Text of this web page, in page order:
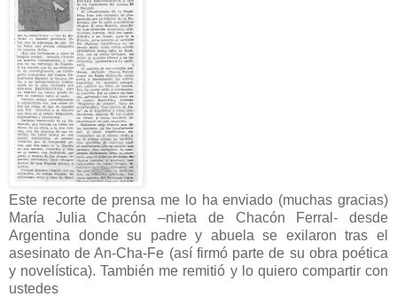
Este recorte de prensa me lo ha enviado (muchas gracias)
María Julia Chacón –nieta de Chacón Ferral- desde
Argentina donde su padre y abuela se exilaron tras el
asesinato de An-Cha-Fe (así firmó parte de su obra poética
y novelística). También me remitió y lo quiero compartir con
ustedes